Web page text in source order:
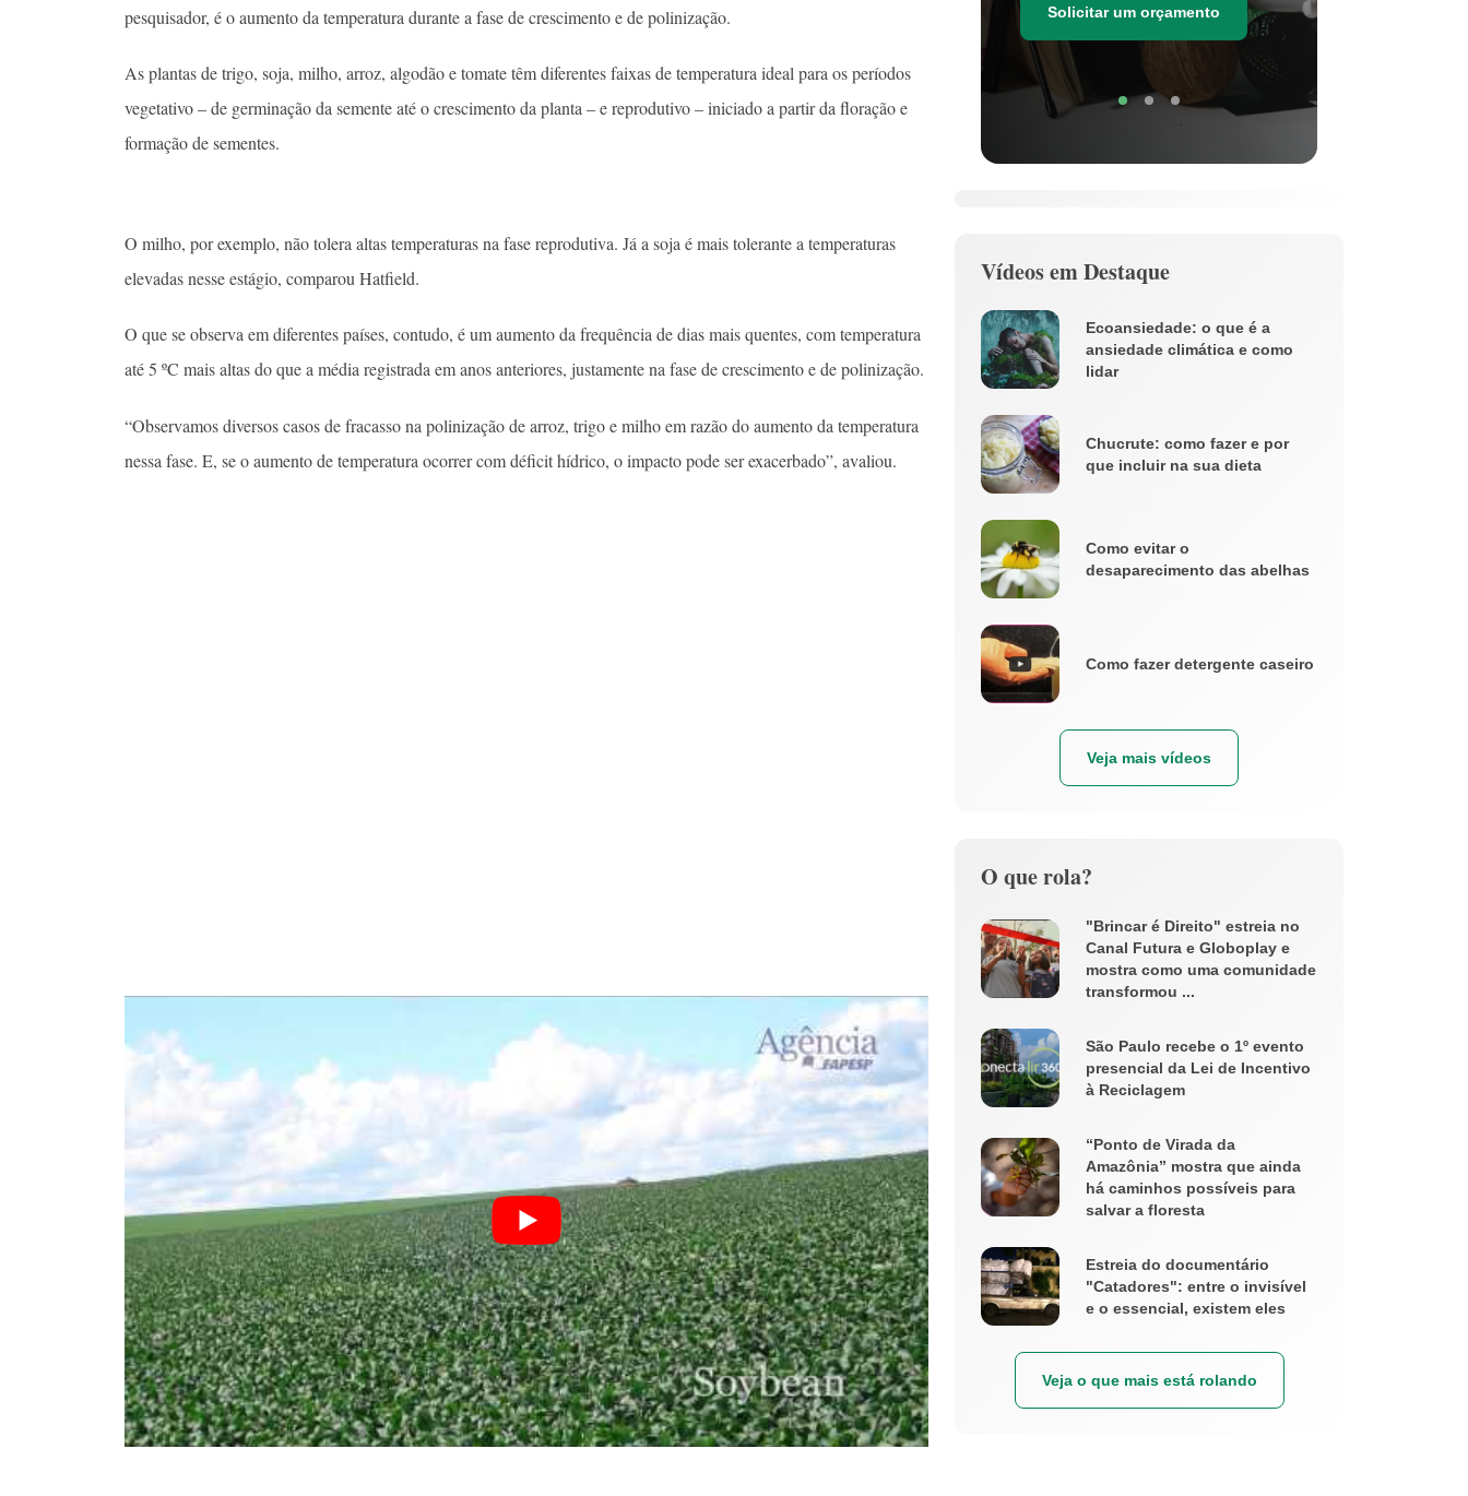
pesquisador, é o aumento da temperatura durante a fase de crescimento e de polinização.
As plantas de trigo, soja, milho, arroz, algodão e tomate têm diferentes faixas de temperatura ideal para os períodos
vegetativo – de germinação da semente até o crescimento da planta – e reprodutivo – iniciado a partir da floração e
formação de sementes.
O milho, por exemplo, não tolera altas temperaturas na fase reprodutiva. Já a soja é mais tolerante a temperaturas
elevadas nesse estágio, comparou Hatfield.
O que se observa em diferentes países, contudo, é um aumento da frequência de dias mais quentes, com temperatura
até 5 ºC mais altas do que a média registrada em anos anteriores, justamente na fase de crescimento e de polinização.
“Observamos diversos casos de fracasso na polinização de arroz, trigo e milho em razão do aumento da temperatura
nessa fase. E, se o aumento de temperatura ocorrer com déficit hídrico, o impacto pode ser exacerbado”, avaliou.
Solicitar um orçamento
Vídeos em Destaque
Ecoansiedade: o que é a
ansiedade climática e como
lidar
Chucrute: como fazer e por
que incluir na sua dieta
Como evitar o
desaparecimento das abelhas
Como fazer detergente caseiro
Veja mais vídeos
O que rola?
"Brincar é Direito" estreia no
Canal Futura e Globoplay e
mostra como uma comunidade
transformou ...
São Paulo recebe o 1º evento
presencial da Lei de Incentivo
à Reciclagem
“Ponto de Virada da
Amazônia” mostra que ainda
há caminhos possíveis para
salvar a floresta
Estreia do documentário
"Catadores": entre o invisível
e o essencial, existem eles
Veja o que mais está rolando